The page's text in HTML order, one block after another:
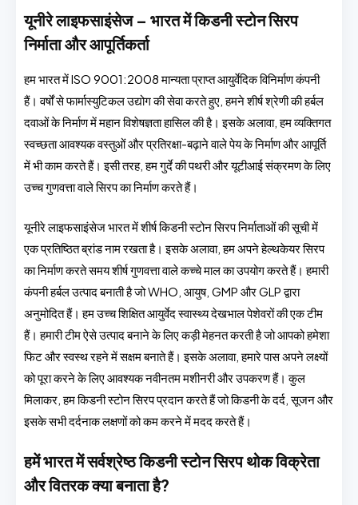
यूनीरे लाइफसाइंसेज – भारत में किडनी स्टोन सिरप
निर्माता और आपूर्तिकर्ता
हम भारत में ISO 9001:2008 मान्यता प्राप्त आयुर्वेदिक विनिर्माण कंपनी
हैं। वर्षों से फार्मास्युटिकल उद्योग की सेवा करते हुए, हमने शीर्ष श्रेणी की हर्बल
दवाओं के निर्माण में महान विशेषज्ञता हासिल की है। इसके अलावा, हम व्यक्तिगत
स्वच्छता आवश्यक वस्तुओं और प्रतिरक्षा-बढ़ाने वाले पेय के निर्माण और आपूर्ति
में भी काम करते हैं। इसी तरह, हम गुर्दे की पथरी और यूटीआई संक्रमण के लिए
उच्च गुणवत्ता वाले सिरप का निर्माण करते हैं।
यूनीरे लाइफसाइंसेज भारत में शीर्ष किडनी स्टोन सिरप निर्माताओं की सूची में
एक प्रतिष्ठित ब्रांड नाम रखता है। इसके अलावा, हम अपने हेल्थकेयर सिरप
का निर्माण करते समय शीर्ष गुणवत्ता वाले कच्चे माल का उपयोग करते हैं। हमारी
कंपनी हर्बल उत्पाद बनाती है जो WHO, आयुष, GMP और GLP द्वारा
अनुमोदित हैं। हम उच्च शिक्षित आयुर्वेद स्वास्थ्य देखभाल पेशेवरों की एक टीम
हैं। हमारी टीम ऐसे उत्पाद बनाने के लिए कड़ी मेहनत करती है जो आपको हमेशा
फिट और स्वस्थ रहने में सक्षम बनाते हैं। इसके अलावा, हमारे पास अपने लक्ष्यों
को पूरा करने के लिए आवश्यक नवीनतम मशीनरी और उपकरण हैं। कुल
मिलाकर, हम किडनी स्टोन सिरप प्रदान करते हैं जो किडनी के दर्द, सूजन और
इसके सभी दर्दनाक लक्षणों को कम करने में मदद करते हैं।
हमें भारत में सर्वश्रेष्ठ किडनी स्टोन सिरप थोक विक्रेता
और वितरक क्या बनाता है?